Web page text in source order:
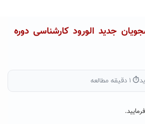
جدید الورود کارشناسی دوره
⏱ ۱ دقیقه مطالعه